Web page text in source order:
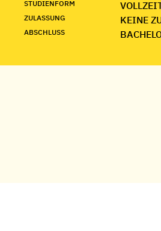
STUDIENFORM
ZULASSUNG KEINE
ABSCHLUSS